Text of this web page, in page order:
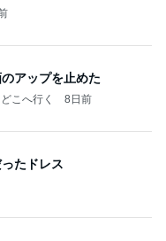
アップを止めた
こへ行く 8日前
たドレス